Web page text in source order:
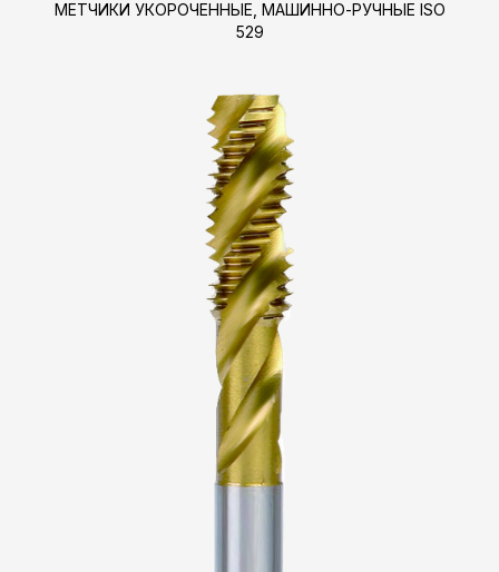
МЕТЧИКИ УКОРОЧЕННЫЕ, МАШИННО-РУЧНЫЕ ISO
529